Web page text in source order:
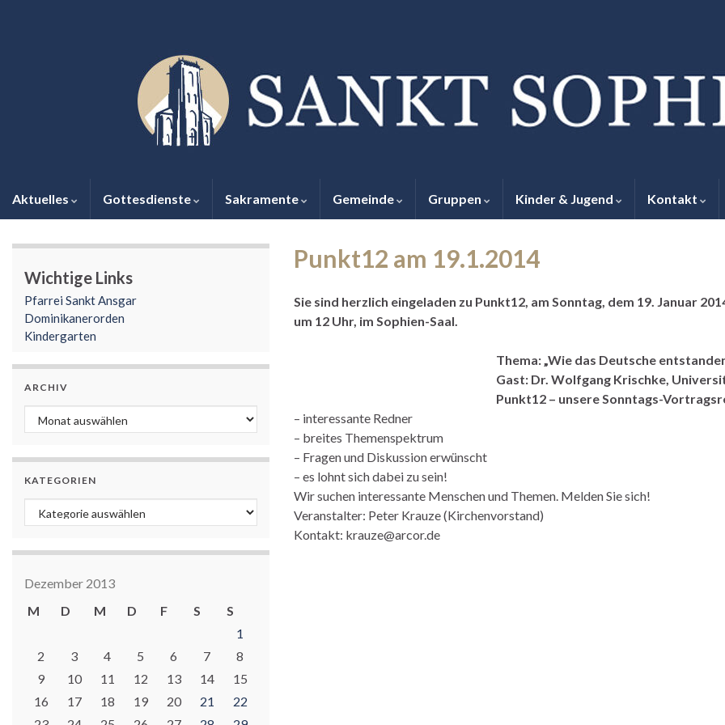
Aktuelles Gottesdienste Sakramente Gemeinde Gruppen Kinder & Jugend Kontakt
Punkt12 am 19.1.2014
Sie sind herzlich eingeladen zu Punkt12, am Sonntag, dem 19. Januar
um 12 Uhr, im Sophien-Saal.
Thema: „Wie das Deutsche
Gast: Dr. Wolfgang Krischke,
Punkt12 – unsere Sonntags-
– interessante Redner
– breites Themenspektrum
– Fragen und Diskussion erwünscht
– es lohnt sich dabei zu sein!
Wir suchen interessante Menschen und Themen. Melden Sie sich!
Veranstalter: Peter Krauze (Kirchenvorstand)
Kontakt: krauze@arcor.de
Wichtige Links
Pfarrei Sankt Ansgar
Dominikanerorden
Kindergarten
ARCHIV
Archiv
KATEGORIEN
Kategorien
Dezember 2013
M
D M D F S
S
1
2
3 4 5 6 7
8
9
10 11 12 13 14
15
16
17 18 19 20 21
22